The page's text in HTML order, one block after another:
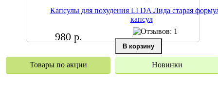
Капсулы для похудения LI DA Лида старая
капсул
980 р.
Товары по акции Новинки